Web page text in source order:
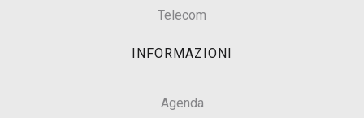
Telecom
INFORMAZIONI
Agenda